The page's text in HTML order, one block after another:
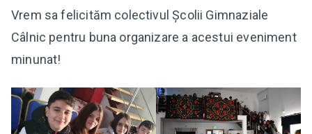
Vrem sa felicităm colectivul Școlii Gimnaziale
Câlnic pentru buna organizare a acestui eveniment
minunat!